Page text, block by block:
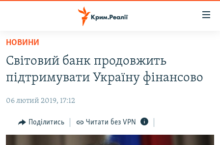
Перейти
основного
матеріалу
Перейти
до
навігації
Перейти
ВІДЕО ТА ФОТО
ПОЛІТИКА
БЛОГИ
НОВИНИ
Світовий банк продовжить
підтримувати Україну фінансово
06 лютий 2019, 17:12
Поділитись Читати без VPN